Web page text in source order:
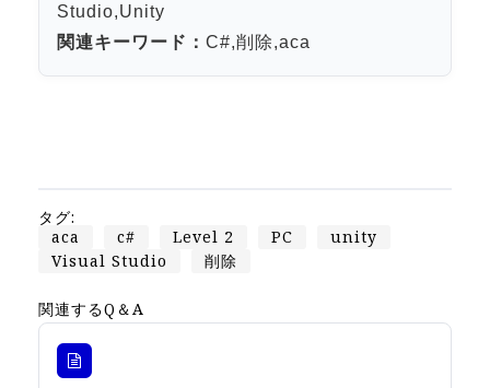
オートモーティブワールド2026
（1/21～23東京ビッグサイト）に出展。
オープンキャンパス
Studio,Unity
関連キーワード： C#,削除,aca
タグ:
aca
c# Level 2 PC
unity
Visual Studio
削除
関連するQ＆A